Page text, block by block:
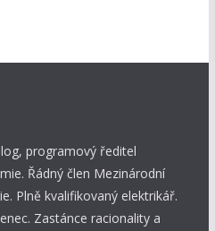
programový ředitel
Řádný člen Mezinárodní
Plně kvalifikovaný elektrikář.
Zastánce racionality a